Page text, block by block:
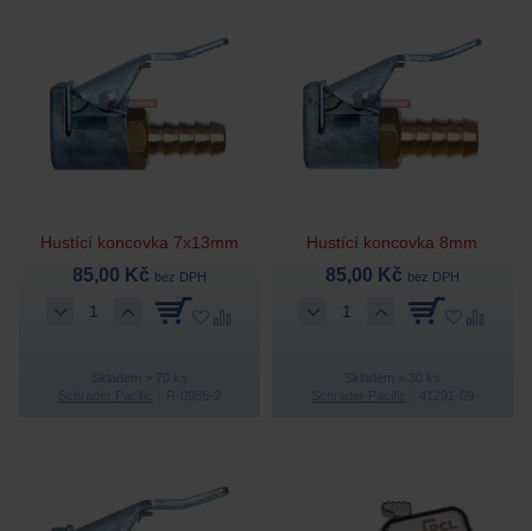
Hustící koncovka 7x13mm
85,00 Kč bez DPH
Skladem > 70 ks
Hustící koncovka 8mm
85,00 Kč bez DPH
Skladem > 30 ks